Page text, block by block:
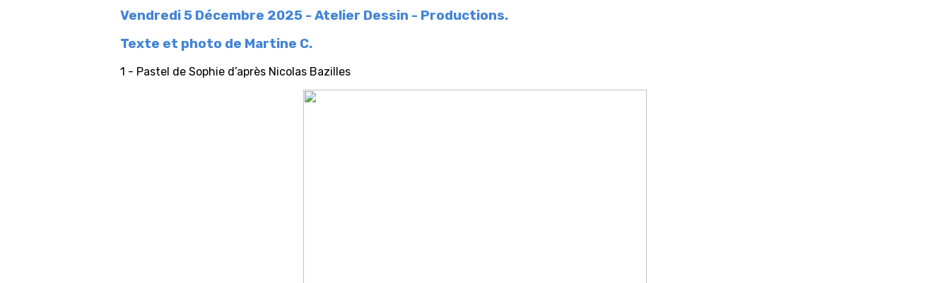
Vendredi 5 Décembre 2025 - Atelier Dessin - Productions.
Texte et photo de Martine C.
1 - Pastel de Sophie d’après Nicolas Bazilles